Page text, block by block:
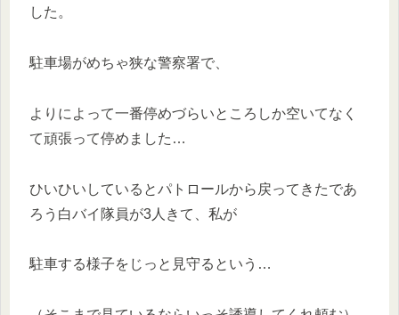
した。
駐車場がめちゃ狭な警察署で、
よりによって一番停めづらいところしか空いてなく
て頑張って停めました…
ひいひいしているとパトロールから戻ってきたであ
ろう白バイ隊員が3人きて、私が
駐車する様子をじっと見守るという…